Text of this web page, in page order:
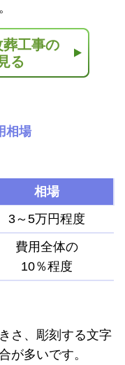
工事の
る
相場
相場
3～5万円程度
費用全体の
10％程度
さ、彫刻する文字
が多いです。